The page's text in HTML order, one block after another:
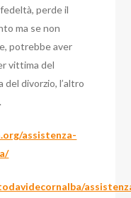
perde il
ma se non
potrebbe aver
vittima del
divorzio, l’altro
assistenza-